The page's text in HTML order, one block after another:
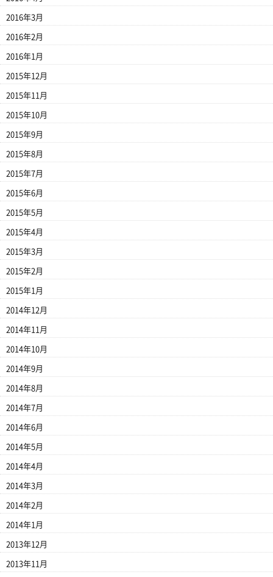
2016年3月
2016年2月
2016年1月
2015年12月
2015年11月
2015年10月
2015年9月
2015年8月
2015年7月
2015年6月
2015年5月
2015年4月
2015年3月
2015年2月
2015年1月
2014年12月
2014年11月
2014年10月
2014年9月
2014年8月
2014年7月
2014年6月
2014年5月
2014年4月
2014年3月
2014年2月
2014年1月
2013年12月
2013年11月